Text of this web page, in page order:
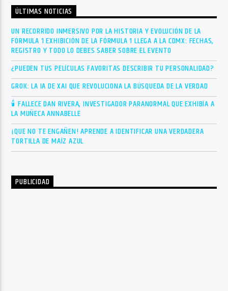
ÚLTIMAS NOTICIAS
UN RECORRIDO INMERSIVO POR LA HISTORIA Y EVOLUCIÓN DE LA
FÓRMULA 1 EXHIBICIÓN DE LA FÓRMULA 1 LLEGA A LA CDMX: FECHAS,
REGISTRO Y TODO LO DEBES SABER SOBRE EL EVENTO
¿PUEDEN TUS PELÍCULAS FAVORITAS DESCRIBIR TU PERSONALIDAD?
GROK: LA IA DE XAI QUE REVOLUCIONA LA BÚSQUEDA DE LA VERDAD
🕯 FALLECE DAN RIVERA, INVESTIGADOR PARANORMAL QUE EXHIBÍA A
LA MUÑECA ANNABELLE
¡QUE NO TE ENGAÑEN! APRENDE A IDENTIFICAR UNA VERDADERA
TORTILLA DE MAÍZ AZUL
PUBLICIDAD